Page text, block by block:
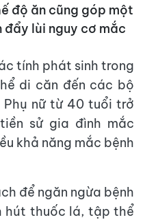
độ ăn cũng góp một
đẩy lùi nguy cơ mắc
tính phát sinh trong
di căn đến các bộ
nữ từ 40 tuổi trở
sử gia đình mắc
khả năng mắc bệnh
để ngăn ngừa bệnh
hút thuốc lá, tập thể